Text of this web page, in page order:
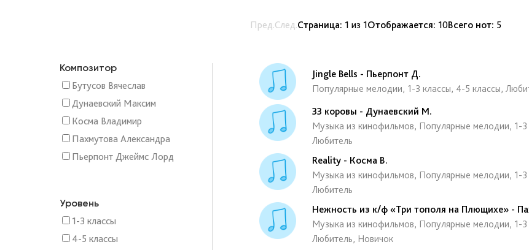
Пред.След.Страница: 1 из 1Отображается: 10Всего нот: 5
Композитор
Бутусов Вячеслав
Дунаевский Максим
Косма Владимир
Пахмутова Александра
Пьерпонт Джеймс Лорд
Уровень
1-3 классы
4-5 классы
Jingle Bells - Пьерпонт Д.
Популярные мелодии, 1-3 классы, 4-5 классы,
33 коровы - Дунаевский М.
Музыка из кинофильмов, Популярные мелодии, 1-3
Любитель
Reality - Косма В.
Музыка из кинофильмов, Популярные мелодии, 1-3
Любитель
Нежность из к/ф «Три тополя на Плющихе» -
Музыка из кинофильмов, Популярные мелодии, 1-3
Любитель, Новичок